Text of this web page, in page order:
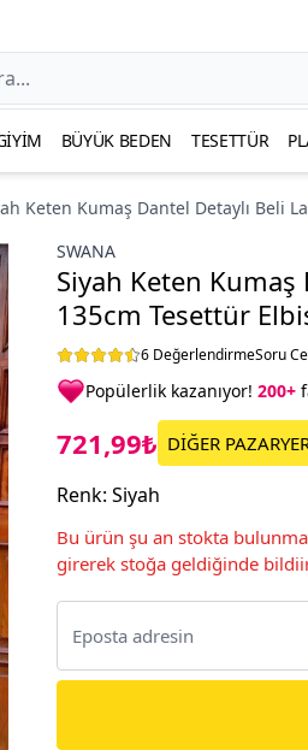
BÜYÜK BEDEN TESETTÜR
Keten Kumaş Dantel Detaylı Beli
SWANA
Siyah Keten Kumaş
135cm Tesettür
6 DeğerlendirmeSoru
Popülerlik kazanıyor! 200+
721,99₺ DİĞER
Renk: Siyah
Bu ürün şu an stokta
girerek stoğa geldiğinde